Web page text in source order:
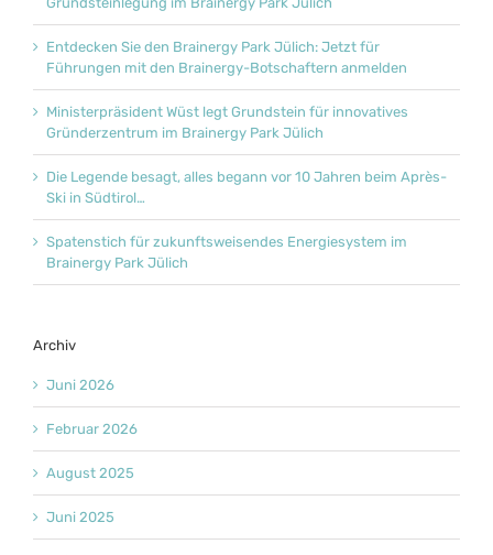
Entdecken Sie den Brainergy Park Jülich: Jetzt für
Führungen mit den Brainergy-Botschaftern anmelden
Ministerpräsident Wüst legt Grundstein für innovatives
Gründerzentrum im Brainergy Park Jülich
Die Legende besagt, alles begann vor 10 Jahren beim Après-
Ski in Südtirol…
Spatenstich für zukunftsweisendes Energiesystem im
Brainergy Park Jülich
Archiv
Juni 2026
Februar 2026
August 2025
Juni 2025